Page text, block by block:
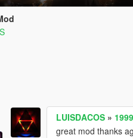
LUISDACOS »
great mod thanks